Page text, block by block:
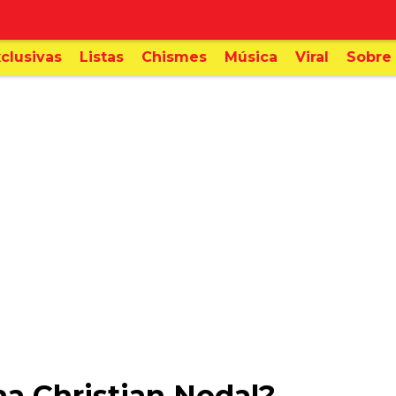
Listas Chismes Música Viral Sobre